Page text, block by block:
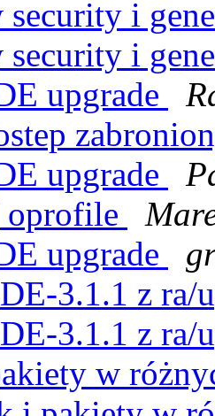
security i
security i
upgrade
upgrade
oprofile
upgrade
3.1.1 z ra/
3.1.1 z ra/
w